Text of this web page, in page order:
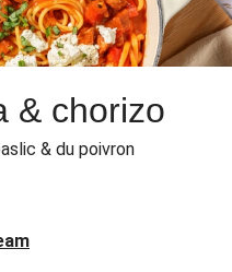
& chorizo
& du poivron